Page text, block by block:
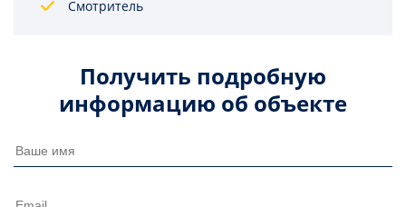
Смотритель
Получить подробную
информацию об объекте